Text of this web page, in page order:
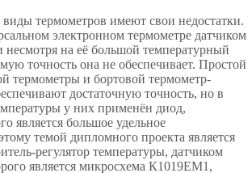
термометров имеют свои недостатки.
электронном термометре датчиком
несмотря на её большой температурный
точность она не обеспечивает. Простой
термометры и бортовой термометр-
достаточную точность, но в
у них применён диод,
является большое удельное
темой дипломного проекта является
регулятор температуры, датчиком
является микросхема К1019ЕМ1,